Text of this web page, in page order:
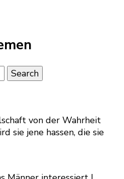
von der Wahrheit
sie jene hassen, die sie